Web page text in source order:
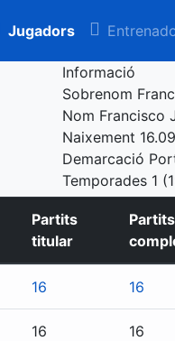
Jugadors
Informació
Sobrenom
Nom Francisco
Naixement
Demarcació
Temporades 1
Partits
titular
Partits
16 16
16 16